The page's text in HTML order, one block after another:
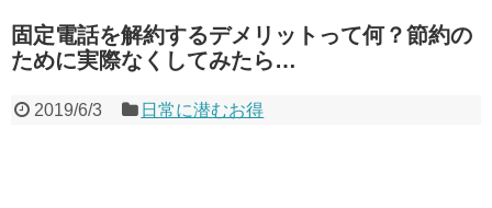
固定電話を解約するデメリットって何？節約の
ために実際なくしてみたら…
2019/6/3 日常に潜むお得